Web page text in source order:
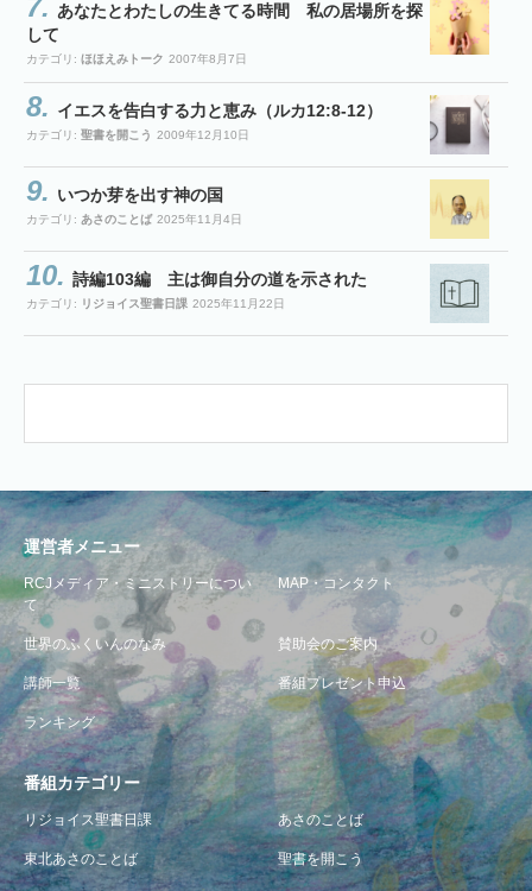
あなたとわたしの生きてる時間 私の居場所を探
して
カテゴリ: ほほえみトーク 2007年8月7日
イエスを告白する力と恵み（ルカ12:8-12）
カテゴリ: 聖書を開こう 2009年12月10日
いつか芽を出す神の国
カテゴリ: あさのことば 2025年11月4日
詩編103編 主は御自分の道を示された
カテゴリ: リジョイス聖書日課 2025年11月22日
運営者メニュー
RCJメディア・ミニストリーについ
て
MAP・コンタクト
世界のふくいんのなみ 賛助会のご案内
講師一覧 番組プレゼント申込
ランキング
番組カテゴリー
リジョイス聖書日課 あさのことば
東北あさのことば 聖書を開こう